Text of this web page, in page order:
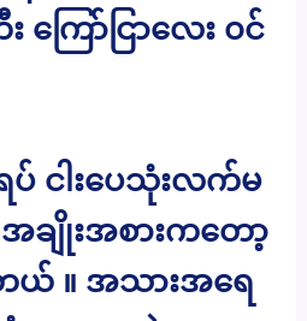
ြော်ငြာလေး ၀င်
ငါးပေသုံးလက်မ
အချိုးအစားကတော့
တယ် ။ အသားအရေ